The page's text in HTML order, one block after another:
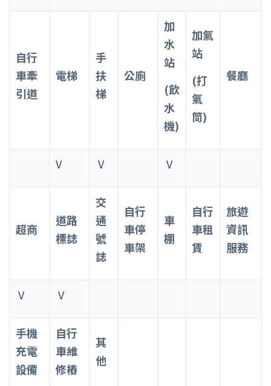
自行
車牽
引道
電梯
手
扶
梯
公廁
加
水
站
(飲
水
機)
加氣
站
(打
氣
筒)
餐廳
V V V
超商
道路
標誌
交
通
號
誌
自行
車停
車架
車
棚
自行
車租
賃
旅遊
資訊
服務
V V
手機
充電
設備
自行
車維
修樁
其
他